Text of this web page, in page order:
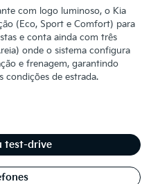
com logo luminoso, o Kia
(Eco, Sport e Comfort) para
e conta ainda com três
onde o sistema configura
e frenagem, garantindo
condições de estrada.
test-drive